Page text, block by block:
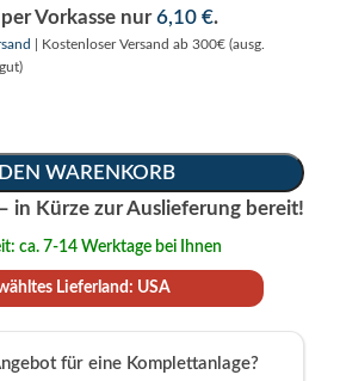
Vorkasse nur6,10 €.
| Kostenloser Versand ab 300€ (ausg.
DEN WARENKORB
in Kürze zur Auslieferung bereit!
ca. 7-14 Werktage bei Ihnen
Lieferland: USA
für eine Komplettanlage?